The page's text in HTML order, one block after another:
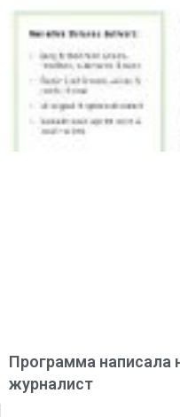
Программа написала
журналист